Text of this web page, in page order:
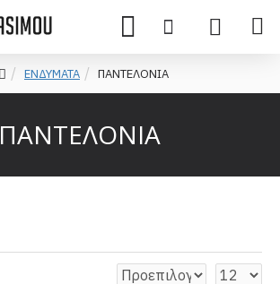
ΕΝΔΥΜΑΤΑ ΠΑΝΤΕΛΟΝΙΑ
ΠΑΝΤΕΛΟΝΙΑ